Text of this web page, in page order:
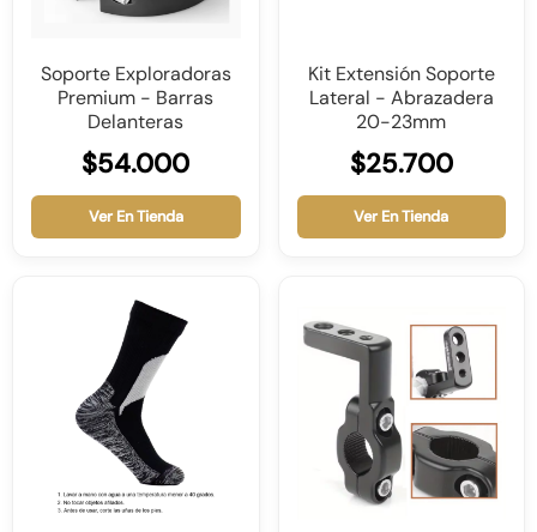
Soporte Exploradoras
Premium - Barras
Delanteras
$54.000
Ver En Tienda
Kit Extensión Soporte
Lateral - Abrazadera
20-23mm
$25.700
Ver En Tienda